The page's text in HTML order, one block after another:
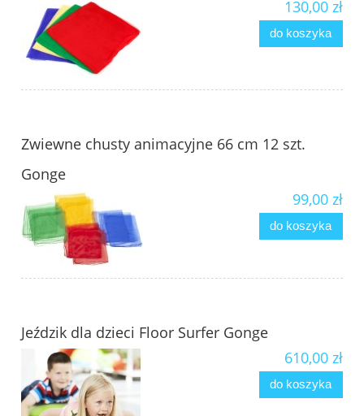
130,00 zł
do koszyka
Zwiewne chusty animacyjne 66 cm 12 szt.
Gonge
99,00 zł
do koszyka
Jeździk dla dzieci Floor Surfer Gonge
610,00 zł
do koszyka